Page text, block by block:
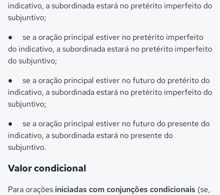
indicativo, a subordinada estará no pretérito imperfeito do
subjuntivo;
● se a oração principal estiver no pretérito imperfeito
do indicativo, a subordinada estará no pretérito imperfeito
do subjuntivo;
● se a oração principal estiver no futuro do pretérito do
indicativo, a subordinada estará no pretérito imperfeito do
subjuntivo;
● se a oração principal estiver no futuro do presente do
indicativo, a subordinada estará no presente do
subjuntivo.
Valor condicional
Para orações iniciadas com conjunções condicionais (se,